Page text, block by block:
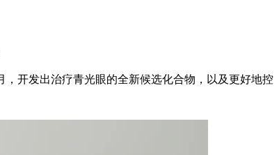
，开发出治疗青光眼的全新候选化合物，以及更好地控